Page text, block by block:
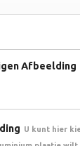
Afbeelding
U kunt hier